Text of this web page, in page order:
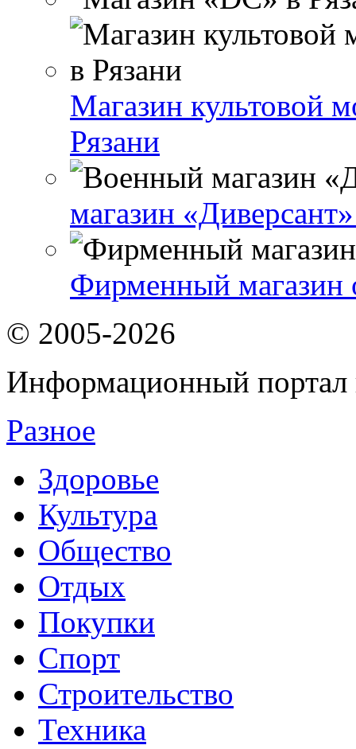
Магазин культовой
Рязани
магазин
Фирменный магазин
© 2005-2026
Информационный портал
Разное
Здоровье
Культура
Общество
Отдых
Покупки
Спорт
Строительство
Техника